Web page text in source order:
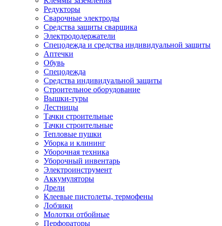
Редукторы
Сварочные электроды
Средства защиты сварщика
Электрододержатели
Спецодежда и средства индивидуальной защиты
Аптечки
Обувь
Спецодежда
Средства индивидуальной защиты
Строительное оборудование
Вышки-туры
Лестницы
Тачки строительные
Тачки строительные
Тепловые пушки
Уборка и клининг
Уборочная техника
Уборочный инвентарь
Электроинструмент
Аккумуляторы
Дрели
Клеевые пистолеты, термофены
Лобзики
Молотки отбойные
Перфораторы